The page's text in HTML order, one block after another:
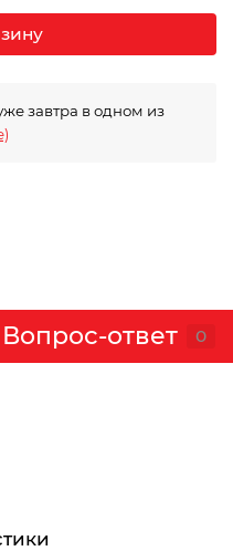
завтра в одном из
Вопрос-ответ 0